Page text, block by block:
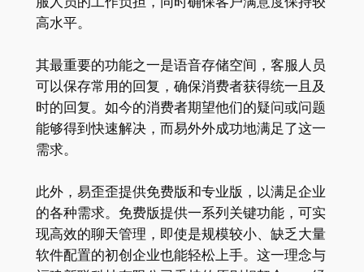
高水平。
其最重要的功能之一是语音存储空间，客服人员
可以保存常用的回复，确保消费者获得统一且及
时的回复。如今的消费者期望他们的疑问或问题
能够得到快速解决，而易外外成功地满足了这一
需求。
此外，易歪歪提供免费版和专业版，以满足企业
的各种需求。免费版提供一系列关键功能，可实
现高效的聊天管理，即使是规模较小、缺乏大量
软件配置的初创企业也能轻松上手。这一理念与